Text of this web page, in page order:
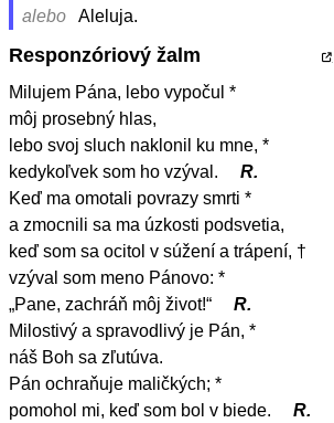
alebo Aleluja.
Responzóriový žalm
Milujem Pána, lebo vypočul *
môj prosebný hlas,
lebo svoj sluch naklonil ku mne, *
kedykoľvek som ho vzýval.
R.
Keď ma omotali povrazy smrti *
a zmocnili sa ma úzkosti podsvetia,
keď som sa ocitol v súžení a trápení, †
vzýval som meno Pánovo: *
„Pane, zachráň môj život!“
R.
Milostivý a spravodlivý je Pán, *
náš Boh sa zľutúva.
Pán ochraňuje maličkých; *
pomohol mi, keď som bol v biede.
R.